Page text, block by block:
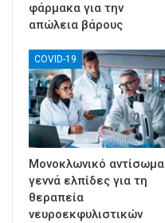
φάρμακα για την
απώλεια βάρους
COVID-19
Μονοκλωνικό αντίσωμα
γεννά ελπίδες για τη
θεραπεία
νευροεκφυλιστικών